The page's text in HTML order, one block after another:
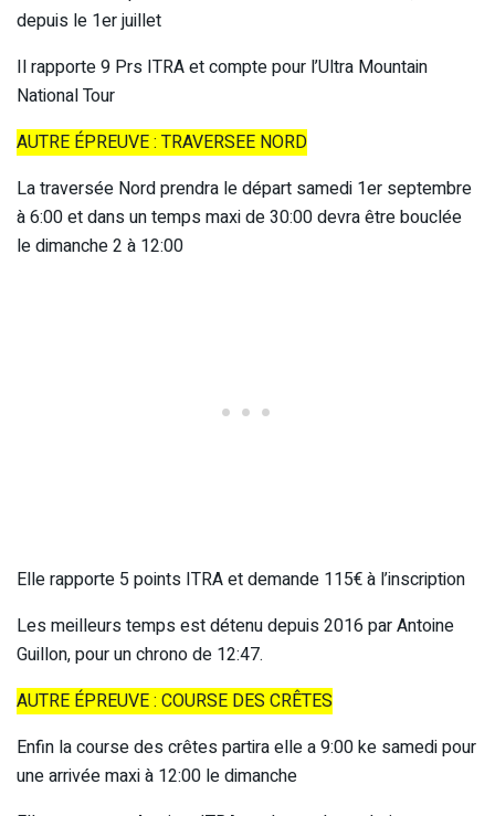
depuis le 1er juillet
Il rapporte 9 Prs ITRA et compte pour l’Ultra Mountain
National Tour
AUTRE ÉPREUVE : TRAVERSEE NORD
La traversée Nord prendra le départ samedi 1er septembre
à 6:00 et dans un temps maxi de 30:00 devra être bouclée
le dimanche 2 à 12:00
Elle rapporte 5 points ITRA et demande 115€ à l’inscription
Les meilleurs temps est détenu depuis 2016 par Antoine
Guillon, pour un chrono de 12:47.
AUTRE ÉPREUVE : COURSE DES CRÊTES
Enfin la course des crêtes partira elle a 9:00 ke samedi pour
une arrivée maxi à 12:00 le dimanche